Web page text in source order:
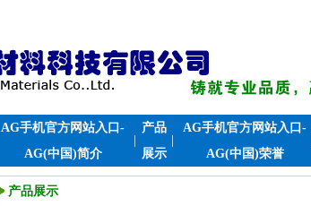
AG手机官方网站入口-
AG(中国)简介
产品
展示
AG手机官方网站入口-
AG(中国)荣誉
产品展示